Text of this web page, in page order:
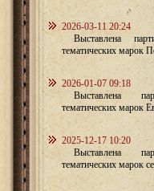
2026-03-11 20:24
Выставлена
тематических марок
2026-01-07 09:18
Выставлена
тематических марок
2025-12-17 10:20
Выставлена
тематических марок